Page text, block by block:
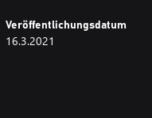
Veröffentlichungsdatum
16.3.2021